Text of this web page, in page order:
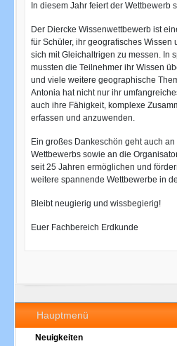
Hauptmenü
Neuigkeiten
In diesem Jahr feiert der Wettbewerb
Der Diercke Wissenwettbewerb ist
für Schüler, ihr geografisches Wissen
sich mit Gleichaltrigen zu messen. In
mussten die Teilnehmer ihr Wissen
und viele weitere geographische
Antonia hat nicht nur ihr
auch ihre Fähigkeit, komplexe
erfassen und anzuwenden.
Ein großes Dankeschön geht auch
Wettbewerbs sowie an die
seit 25 Jahren ermöglichen und
weitere spannende Wettbewerbe in
Bleibt neugierig und wissbegierig!
Euer Fachbereich Erdkunde